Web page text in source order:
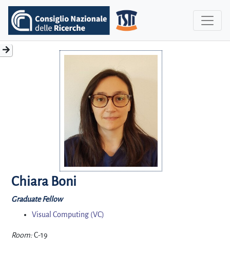
Chiara Boni
Graduate Fellow
Visual Computing (VC)
Room:C-19